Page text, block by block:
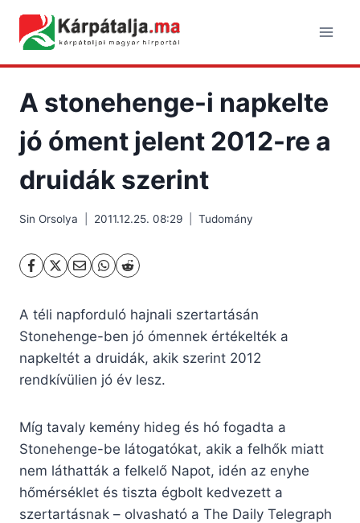
content
A stonehenge-i napkelte
jó óment jelent 2012-re a
druidák szerint
Sin Orsolya 2011.12.25. 08:29 Tudomány
A téli napforduló hajnali szertartásán
Stonehenge-ben jó ómennek értékelték a
napkeltét a druidák, akik szerint 2012
rendkívülien jó év lesz.
Míg tavaly kemény hideg és hó fogadta a
Stonehenge-be látogatókat, akik a felhők miatt
nem láthatták a felkelő Napot, idén az enyhe
hőmérséklet és tiszta égbolt kedvezett a
szertartásnak – olvasható a The Daily Telegraph